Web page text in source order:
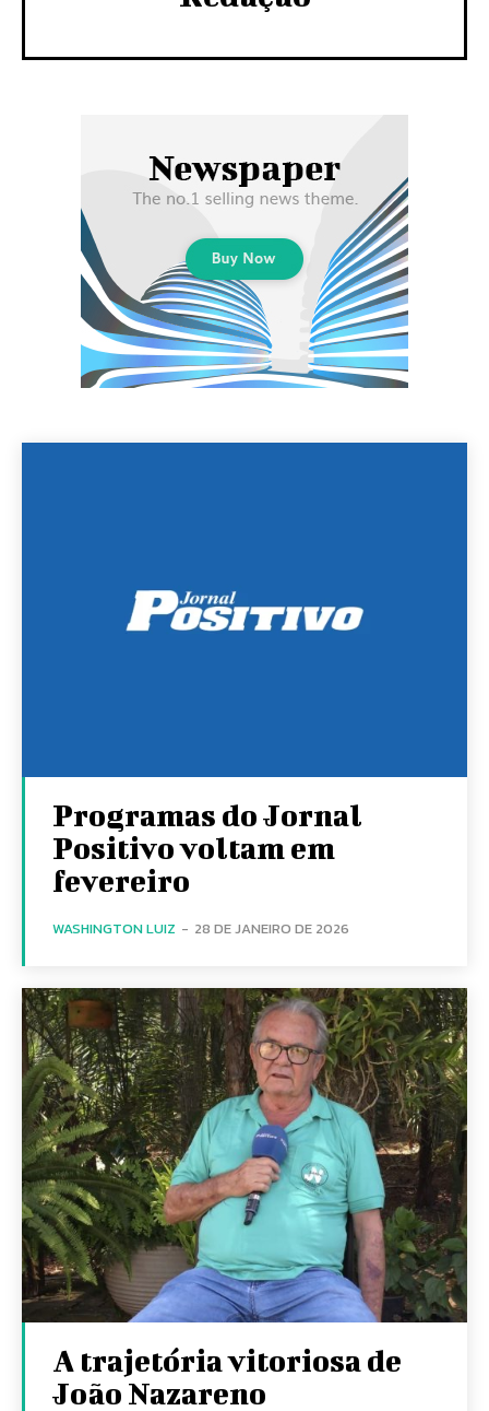
Programas do Jornal
Positivo voltam em
fevereiro
WASHINGTON LUIZ - 28 DE JANEIRO DE 2026
A trajetória vitoriosa de
João Nazareno